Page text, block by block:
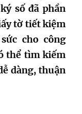
số đã phần
tờ tiết kiệm
cho công
thể tìm kiếm
dàng, thuận